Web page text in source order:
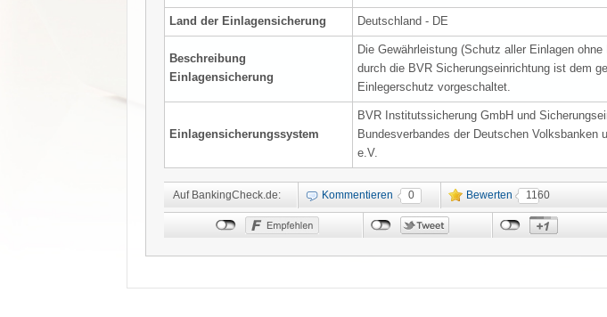
Land der Einlagensicherung Deutschland - DE
Beschreibung
Einlagensicherung
Die Gewährleistung (Schutz aller Einlagen ohne
durch die BVR Sicherungseinrichtung ist dem
Einlegerschutz vorgeschaltet.
Einlagensicherungssystem
BVR Institutssicherung GmbH und
Bundesverbandes der Deutschen Volksbanken
e.V.
Auf BankingCheck.de: Kommentieren 0 Bewerten 1160